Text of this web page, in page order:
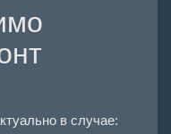
в случае: